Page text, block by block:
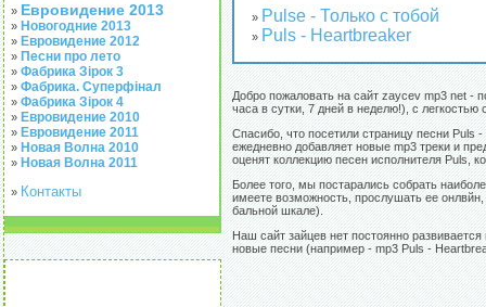
» Евровидение 2013
» Новогодние 2013
» Евровидение 2012
» Песни про лето
» Фабрика Зірок 3
» Фабрика. Суперфінал
» Фабрика Зірок 4
» Евровидение 2010
» Евровидение 2011
» Новая Волна 2010
» Новая Волна 2011
» Контакты
» Pulse - Только с тобой
» Puls - Heartbreaker
Добро пожаловать на сайт zaycev mp3 net -
часа в сутки, 7 дней в неделю!), с
Спасибо, что посетили страницу песни
ежедневно добавляет новые mp3 треки и
оценят коллекцию песен исполнителя Puls,
Более того, мы постарались собрать
имеете возможность, прослушать ее онлвйн,
бальной шкале).
Наш сайт зайцев нет постоянно
новые песни (например - mp3 Puls -